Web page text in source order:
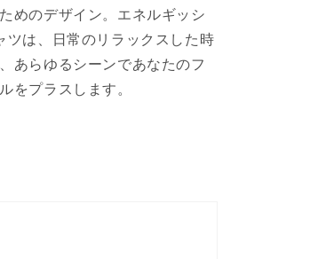
めのデザイン。エネルギッシ
ツは、日常のリラックスした時
あらゆるシーンであなたのフ
をプラスします。